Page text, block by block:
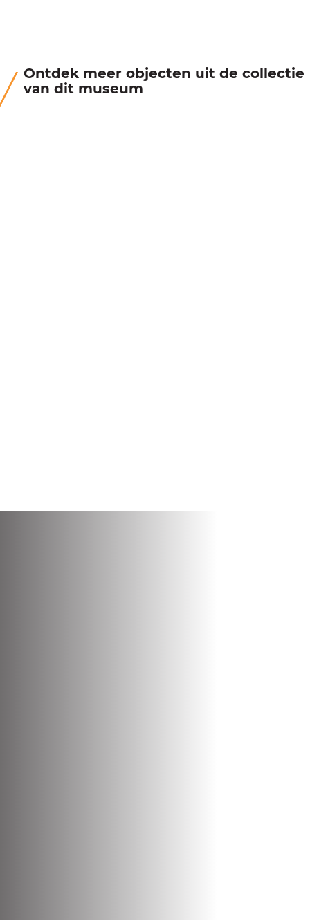
Ontdek meer objecten uit de collectie
van dit museum